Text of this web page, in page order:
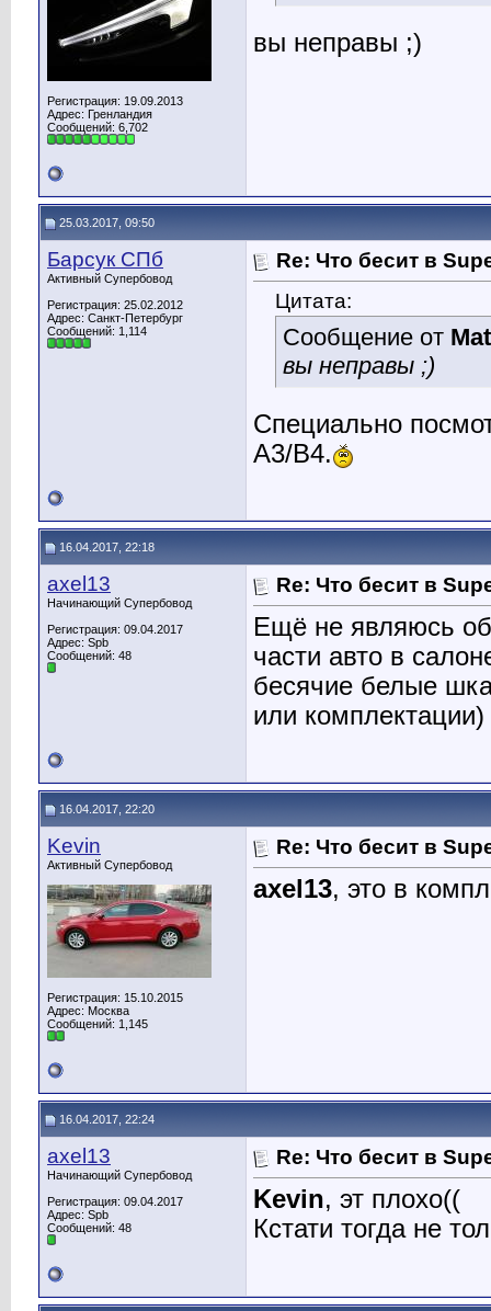
Регистрация: 19.09.2013
Адрес: Гренландия
Сообщений: 6,702
вы неправы ;)
25.03.2017, 09:50
Барсук СПб
Активный Супербовод
Регистрация: 25.02.2012
Адрес: Санкт-Петербург
Сообщений: 1,114
Re: Что бесит в
Цитата:
Сообщение от
вы неправы ;)
Специально
A3/B4.
16.04.2017, 22:18
axel13
Начинающий Супербовод
Регистрация: 09.04.2017
Адрес: Spb
Сообщений: 48
Re: Что бесит в
Ещё не являюсь
части авто в
бесячие белые
или
16.04.2017, 22:20
Kevin
Активный Супербовод
Регистрация: 15.10.2015
Адрес: Москва
Сообщений: 1,145
Re: Что бесит в
axel13, это в
16.04.2017, 22:24
axel13
Начинающий Супербовод
Регистрация: 09.04.2017
Адрес: Spb
Сообщений: 48
Re: Что бесит в
Kevin, эт плохо((
Кстати тогда не